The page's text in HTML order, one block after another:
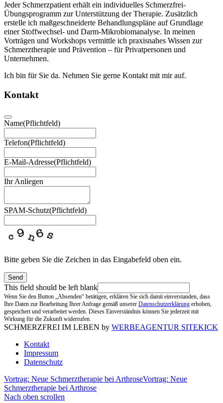
Jeder Schmerzpatient erhält ein individuelles Schmerzfrei-
Übungsprogramm zur Unterstützung der Therapie. Zusätzlich
erstelle ich maßgeschneiderte Behandlungspläne auf Grundlage
einer Stoffwechsel- und Darm-Mikrobiomanalyse. In meinen
Vorträgen und Workshops vermittle ich praxisnahes Wissen zur
Schmerztherapie und Prävention – für Privatpersonen und
Unternehmen.
Ich bin für Sie da. Nehmen Sie gerne Kontakt mit mir auf.
Kontakt
Name(Pflichtfeld)
Telefon(Pflichtfeld)
E-Mail-Adresse(Pflichtfeld)
Ihr Anliegen
SPAM-Schutz(Pflichtfeld)
Bitte geben Sie die Zeichen in das Eingabefeld oben ein.
Send
This field should be left blank
Wenn Sie den Button „Absenden“ betätigen, erklären Sie sich damit einverstanden, dass
Ihre Daten zur Bearbeitung Ihrer Anfrage gemäß unserer Datenschutzerklärung erhoben,
gespeichert und verarbeitet werden. Dieses Einverständnis können Sie jederzeit mit
Wirkung für die Zukunft widerrufen.
SCHMERZFREI IM LEBEN by WERBEAGENTUR SITEKICK
Kontakt
Impressum
Datenschutz
Vortrag: Neue Schmerztherapie bei ArthroseVortrag: Neue
Schmerztherapie bei Arthrose
Nach oben scrollen